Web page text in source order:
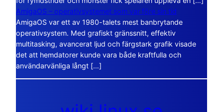
AmigaOS – operativsystemet som var före sin tid
AmigaOS var ett av 1980-talets mest banbrytande
operativsystem. Med grafiskt gränssnitt, effektiv
multitasking, avancerat ljud och färgstark grafik visade
det att hemdatorer kunde vara både kraftfulla och
användarvänliga långt […]